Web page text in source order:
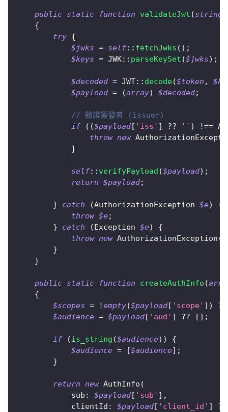
public static function validateJwt (string
{
try {
$jwks = self:: fetchJwks ( ) ;
$keys = JWK:: parseKeySet ($jwks) ;
$decoded = JWT:: decode($token ,
$payload = (array) $decoded;
// 驗證簽發者 (issuer)
if
( ($payload[ 'iss' ] ?? '' ) !==
throw new
}
self:: verifyPayload ($payload) ;
return $payload;
} catch (AuthorizationException $e)
{
throw $e;
}
catch (Exception $e)
{
throw new AuthorizationException (
}
}
public static function createAuthInfo (
{
$scopes = !empty($payload[ 'scope' ] ) ?
$audience = $payload[ 'aud' ] ?? [ ] ;
if (is_string ($audience) )
{
$audience = [$audience] ;
}
return new AuthInfo (
sub : $payload[ 'sub' ] ,
clientId : $payload[ 'client_id' ]
??